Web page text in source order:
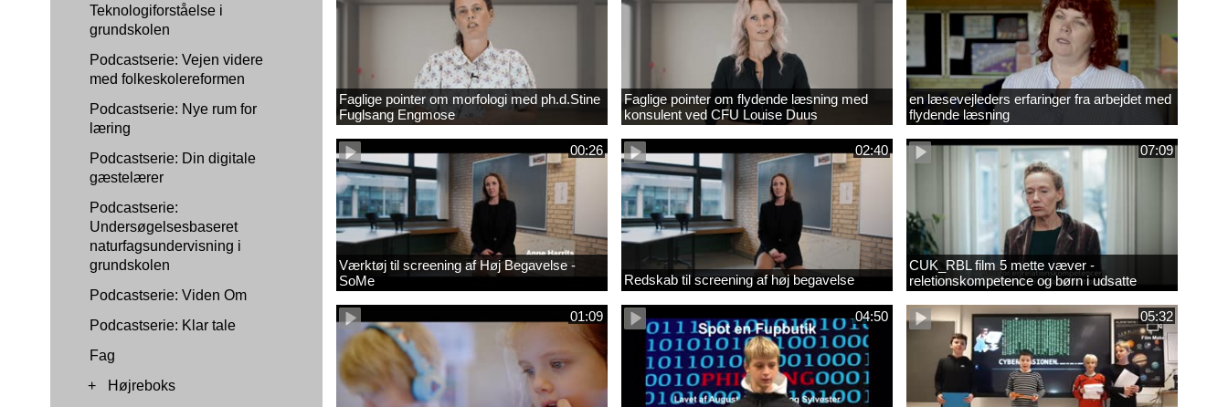
Teknologiforståelse i
grundskolen
Podcastserie: Vejen videre
med folkeskolereformen
Podcastserie: Nye rum for
læring
Podcastserie: Din digitale
gæstelærer
Podcastserie:
Undersøgelsesbaseret
naturfagsundervisning i
grundskolen
Podcastserie: Viden Om
Podcastserie: Klar tale
Fag
+
Højreboks
Faglige pointer om morfologi med ph.d.Stine
Fuglsang Engmose
Faglige pointer om flydende læsning med
konsulent ved CFU Louise Duus
en læsevejleders erfaringer fra arbejdet med
flydende læsning
00:26
Værktøj til screening af Høj Begavelse -
SoMe
02:40
Redskab til screening af høj begavelse
07:09
CUK_RBL film 5 mette væver -
reletionskompetence og børn i udsatte
positioner.
01:09
04:50 05:32